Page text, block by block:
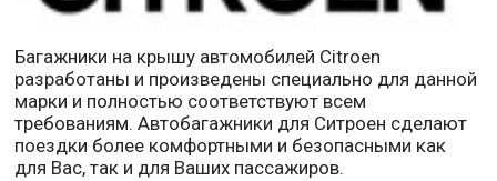
Багажники на крышу автомобилей Citroen
разработаны и произведены специально для данной
марки и полностью соответствуют всем
требованиям. Автобагажники для Ситроен сделают
поездки более комфортными и безопасными как
для Вас, так и для Ваших пассажиров.